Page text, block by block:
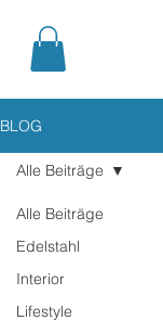
BLOG
Alle Beiträge
Edelstahl
Interior
Lifestyle
Alle Beiträge